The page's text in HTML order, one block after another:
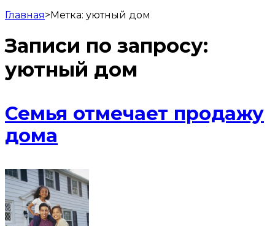
Главная>Метка: уютный дом
Записи по запросу:
уютный дом
Семья отмечает продажу
дома